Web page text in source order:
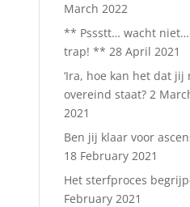
March 2022
** Pssstt… wacht niet…
trap! ** 28 April 2021
‘Ira, hoe kan het dat jij
overeind staat? 2
2021
Ben jij klaar voor
18 February 2021
Het sterfproces
February 2021